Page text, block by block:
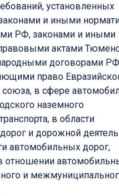
установленных
и иными
РФ, законами и иными
актами
договорами
право
в сфере
наземного
в области
и дорожной
автомобильных дорог,
отношении
и